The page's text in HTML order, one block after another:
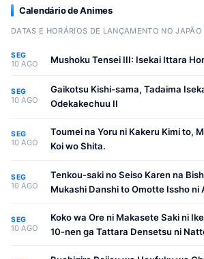
Calendário de Animes
DATAS E HORÁRIOS DE LANÇAMENTO NO JAPÃO
SEG
10 AGO Mushoku Tensei III: Isekai Ittara
SEG
10 AGO
Gaikotsu Kishi-sama, Tadaima
Odekakechuu II
SEG
10 AGO
Toumei na Yoru ni Kakeru Kimi to,
Koi wo Shita.
SEG
10 AGO
Tenkou-saki no Seiso Karen na
Mukashi Danshi to Omotte Issho ni
SEG
10 AGO
Koko wa Ore ni Makasete Saki ni
10-nen ga Tattara Densetsu ni